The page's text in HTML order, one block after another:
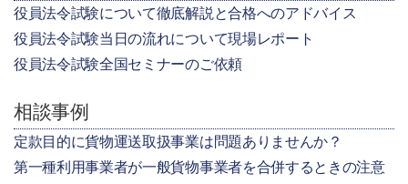
役員法令試験について徹底解説と合格へのアドバイス
役員法令試験当日の流れについて現場レポート
役員法令試験全国セミナーのご依頼
相談事例
定款目的に貨物運送取扱事業は問題ありませんか？
第一種利用事業者が一般貨物事業者を合併するときの注意